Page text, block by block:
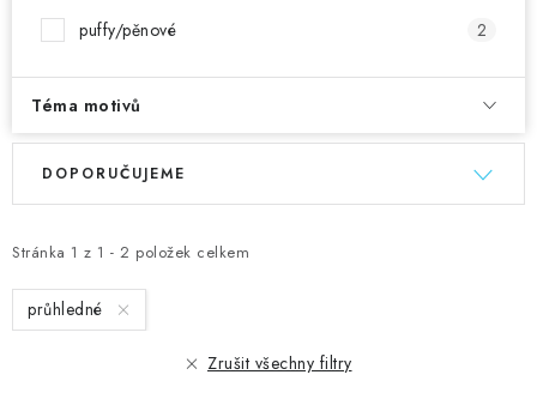
puffy/pěnové
2
Téma motivů
V
i
s
p
Stránka 1 z 1 - 2 položek celkem
Ř
e
n
í
DOPORUČUJEME
průhledné
Zrušit všechny filtry